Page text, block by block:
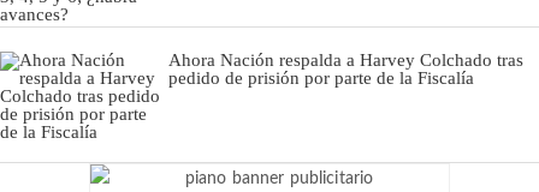
Ahora Nación respalda a Harvey Colchado tras
pedido de prisión por parte de la Fiscalía